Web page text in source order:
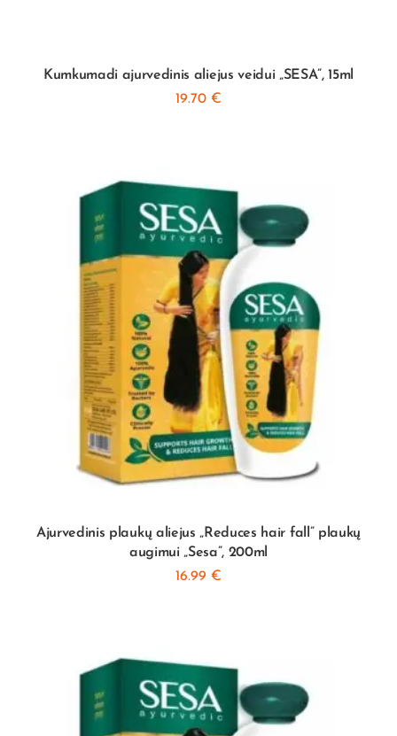
Kumkumadi ajurvedinis aliejus veidui „SESA”, 15ml
19.70 €
Ajurvedinis plaukų aliejus „Reduces hair fall” plaukų
augimui „Sesa”, 200ml
16.99 €